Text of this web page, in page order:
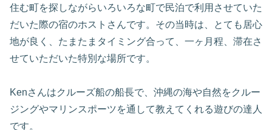
住む町を探しながらいろいろな町で民泊で利用させていた
だいた際の宿のホストさんです。その当時は、とても居心
地が良く、たまたまタイミング合って、一ヶ月程、滞在さ
せていただいた特別な場所です。
Kenさんはクルーズ船の船長で、沖縄の海や自然をクルー
ジングやマリンスポーツを通して教えてくれる遊びの達人
です。